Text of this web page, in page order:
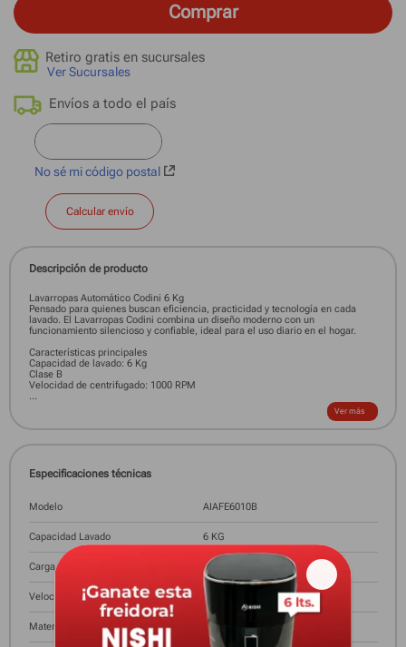
Comprar
No sé mi código postal
Calcular envío
Retiro gratis en sucursales
Ver Sucursales
Descripción de producto
Lavarropas Automático Codini 6 Kg
Pensado para quienes buscan eficiencia, practicidad y tecnología en cada
lavado. El Lavarropas Codini combina un diseño moderno con un
funcionamiento silencioso y confiable, ideal para el uso diario en el hogar.
Características principales
Capacidad de lavado: 6 Kg
Clase B
Velocidad de centrifugado: 1000 RPM
Tensión: 220-240V / 50 Hz
Cajón dispenser para jabón líquido, en polvo y suavizante.
Programas y funciones destacadas
16 programas
Algodón, Sintético, Lana y Ropa Mixta
Rápido 15 y Rápido 42
Ropa Interior y Ropa Deportiva
Edredón, Abrigo y Ropa Bebé
Ver más
Especificaciones técnicas
Modelo AIAFE6010B
Capacidad Lavado 6 KG
Carga (Frontal- Superior) Carga frontal
Velocidad 1000 RPM
Material Tambor Acero inoxidable